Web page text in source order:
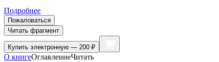
Подробнее
Пожаловаться
Читать фрагмент
Купить электронную — 200 ₽
О книгеОглавлениеЧитать